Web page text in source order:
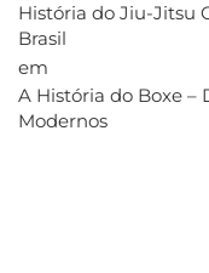
História do Jiu-Jitsu
Brasil
em
A História do Boxe –
Modernos